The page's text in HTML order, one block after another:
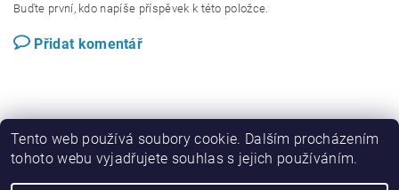
Buďte první, kdo napíše příspěvek k této položce.
Přidat komentář
Tento web používá soubory cookie. Dalším procházením
tohoto webu vyjadřujete souhlas s jejich používáním.